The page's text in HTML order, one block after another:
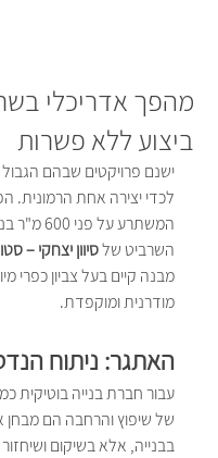
מהפך אדריכלי
ביצוע ללא פשרות
ישנם פרויקטים שבהם
לכדי יצירה אחת הרמונית.
המשתרע
השרביט של סיוון יצחקי –
מבנה קיים בעל צביון כפרי
מודרנית ומוקפדת.
האתגר: ניתוח
עבור חברת בנייה בוטיקית
של שיפוץ והרחבה הם מבחן
בבנייה, אלא בשיקום